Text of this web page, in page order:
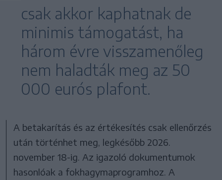
csak akkor kaphatnak de
minimis támogatást, ha
három évre visszamenőleg
nem haladták meg az 50
000 eurós plafont.
A betakarítás és az értékesítés csak ellenőrzés
után történhet meg, legkésőbb 2026.
november 18-ig. Az igazoló dokumentumok
hasonlóak a fokhagymaprogramhoz. A